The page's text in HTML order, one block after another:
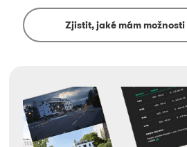
Zjistit, jaké mám